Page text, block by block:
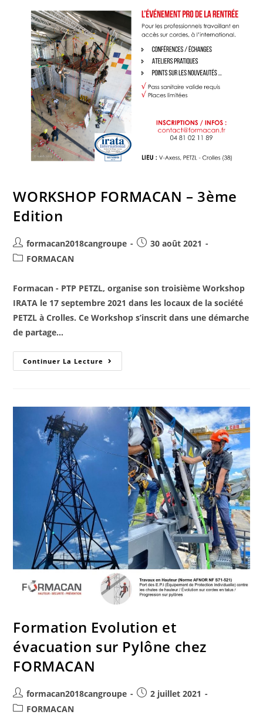
WORKSHOP FORMACAN – 3ème
Edition
formacan2018cangroupe
30 août 2021
FORMACAN
Formacan - PTP PETZL, organise son troisième Workshop
IRATA le 17 septembre 2021 dans les locaux de la société
PETZL à Crolles. Ce Workshop s’inscrit dans une démarche
de partage…
Continuer La Lecture
Formation Evolution et
évacuation sur Pylône chez
FORMACAN
formacan2018cangroupe
2 juillet 2021
FORMACAN